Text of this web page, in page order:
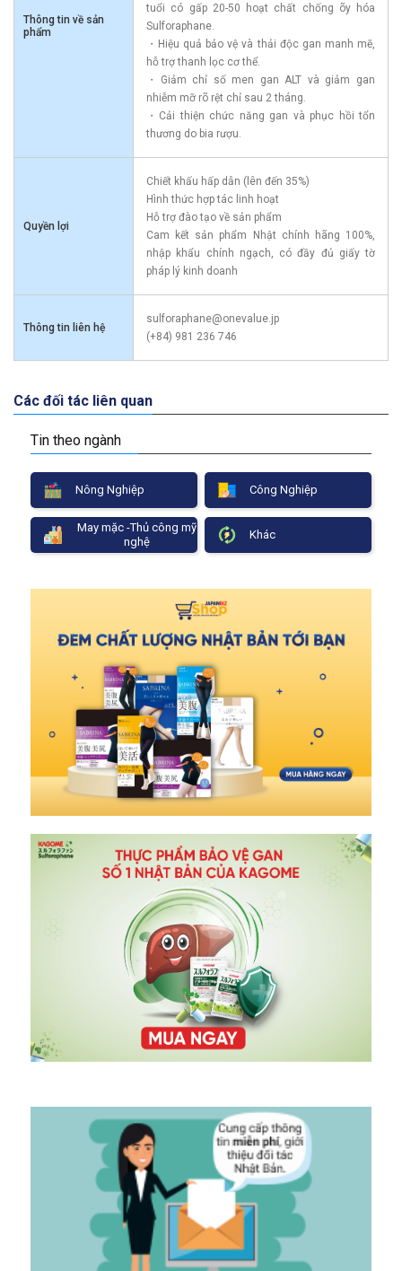
Thông tin về sản
phẩm
tuổi có gấp 20-50 hoạt chất chống õy hóa
Sulforaphane.
・Hiệu quả bảo vệ và thải độc gan manh mẽ,
hỗ trợ thanh lọc cơ thể.
・Giảm chỉ số men gan ALT và giảm gan
nhiễm mỡ rõ rệt chỉ sau 2 tháng.
・Cải thiện chức năng gan và phục hồi tổn
thương do bia rượu.
Quyền lợi
Chiết khấu hấp dẫn (lên đến 35%)
Hình thức hợp tác linh hoạt
Hỗ trợ đào tạo về sản phẩm
Cam kết sản phẩm Nhật chính hãng 100%,
nhập khẩu chính ngạch, có đầy đủ giấy tờ
pháp lý kinh doanh
Thông tin liên hệ
sulforaphane@onevalue.jp
(+84) 981 236 746
Các đối tác liên quan
Tin theo ngành
Nông Nghiệp Công Nghiệp
May mặc -Thủ công mỹ
nghệ
Khác